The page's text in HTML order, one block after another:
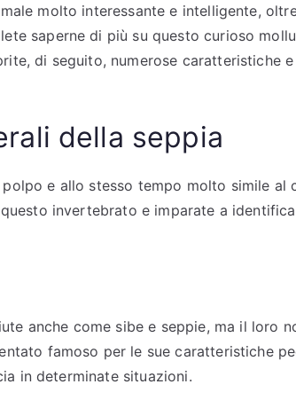
molto interessante e intelligente,
saperne di più su questo curioso
di seguito, numerose caratteristiche
della seppia
e allo stesso tempo molto simile al
invertebrato e imparate a
anche come sibe e seppie, ma il loro
famoso per le sue caratteristiche
in determinate situazioni.